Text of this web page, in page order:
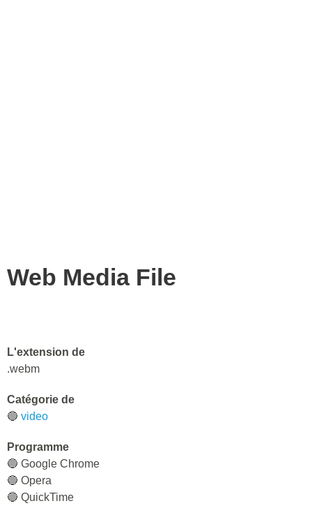
Web Media File
L'extension de
.webm
Catégorie de
🔵 video
Programme
🔵 Google Chrome
🔵 Opera
🔵 QuickTime